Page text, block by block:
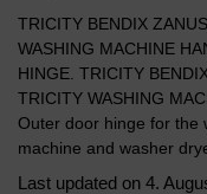
TRICITY BENDIX
WASHING MACHINE
HINGE. TRICITY
TRICITY WASHING
Outer door hinge for the
machine and washer
Last updated on 4.